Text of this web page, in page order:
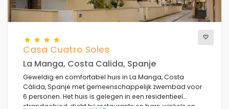
Casa Cuatro Soles
La Manga, Costa Calida, Spanje
Geweldig en comfortabel huis in La Manga, Costa
Cálida, Spanje met gemeenschappelijk zwembad voor
6 personen. Het huis is gelegen in een residentieel
strandgebied, dicht bij restaurants en bars, winkels en